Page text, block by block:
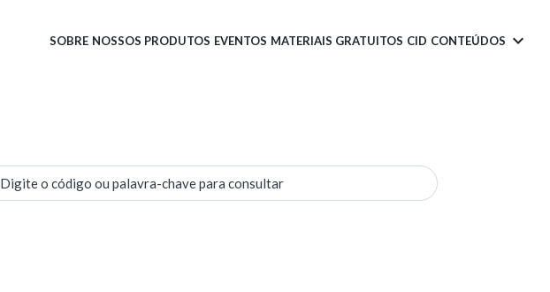
SOBRE NOSSOS PRODUTOS EVENTOS MATERIAIS GRATUITOS CID CONTEÚDOS
Digite o código ou palavra-chave para consultar